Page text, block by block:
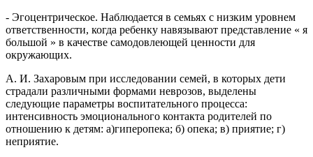
- Эгоцентрическое. Наблюдается в семьях с низким уровнем
ответственности, когда ребенку навязывают представление « я
большой » в качестве самодовлеющей ценности для
окружающих.
А. И. Захаровым при исследовании семей, в которых дети
страдали различными формами неврозов, выделены
следующие параметры воспитательного процесса:
интенсивность эмоционального контакта родителей по
отношению к детям: а)гиперопека; б) опека; в) приятие; г)
неприятие.